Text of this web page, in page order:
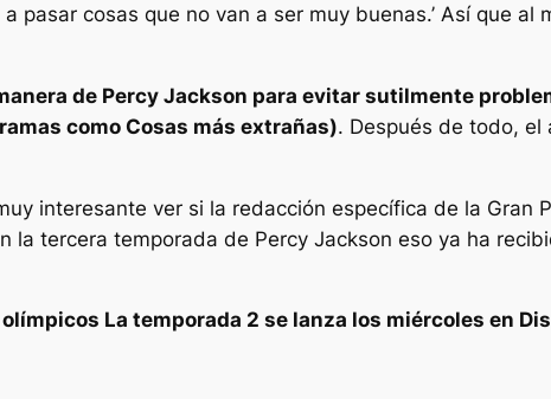
pasar cosas que no van a ser muy buenas.’ Así que al
de Percy Jackson para evitar sutilmente
como Cosas más extrañas). Después de todo, el
interesante ver si la redacción específica de la Gran
la tercera temporada de Percy Jackson eso ya ha
La temporada 2 se lanza los miércoles en